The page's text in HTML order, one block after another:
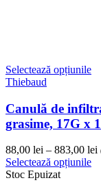
Selectează opțiunile
Thiebaud
Canulă de
grasime, 17G x
88,00 lei – 883,00 lei
Selectează opțiunile
Stoc Epuizat